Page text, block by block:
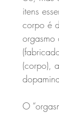
itens
corpo é
orgasmo
(corpo),
O